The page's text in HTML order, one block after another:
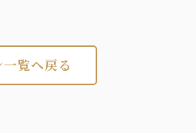
一覧へ戻る